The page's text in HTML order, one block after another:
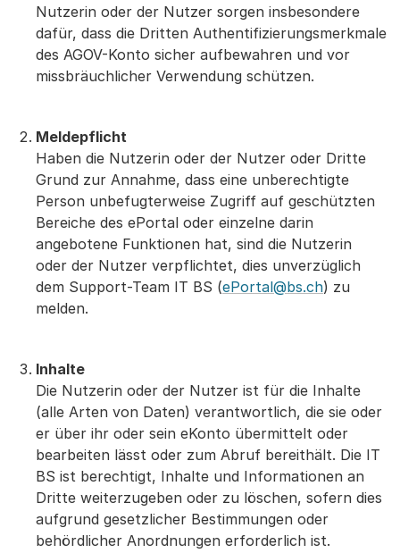
Nutzerin oder der Nutzer sorgen insbesondere
dafür, dass die Dritten Authentifizierungsmerkmale
des AGOV-Konto sicher aufbewahren und vor
missbräuchlicher Verwendung schützen.
Meldepflicht
Haben die Nutzerin oder der Nutzer oder Dritte
Grund zur Annahme, dass eine unberechtigte
Person unbefugterweise Zugriff auf geschützten
Bereiche des ePortal oder einzelne darin
angebotene Funktionen hat, sind die Nutzerin
oder der Nutzer verpflichtet, dies unverzüglich
dem Support-Team IT BS (ePortal@bs.ch) zu
melden.
Inhalte
Die Nutzerin oder der Nutzer ist für die Inhalte
(alle Arten von Daten) verantwortlich, die sie oder
er über ihr oder sein eKonto übermittelt oder
bearbeiten lässt oder zum Abruf bereithält. Die IT
BS ist berechtigt, Inhalte und Informationen an
Dritte weiterzugeben oder zu löschen, sofern dies
aufgrund gesetzlicher Bestimmungen oder
behördlicher Anordnungen erforderlich ist.